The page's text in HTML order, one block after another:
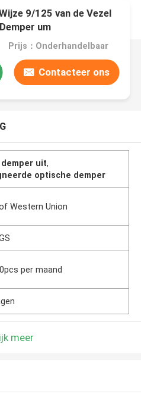
9/125 van de Vezel
um
Prijs：Onderhandelbaar
Contacteer ons
demper uit,
optische demper
Western Union
per maand
meer